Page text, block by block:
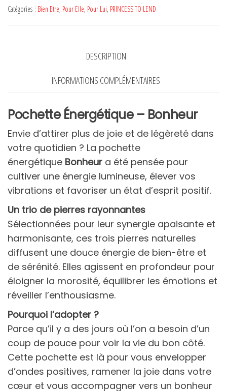
énergétique
Catégories : Bien Etre, Pour Elle, Pour Lui, PRINCESS TO LEND
DESCRIPTION
INFORMATIONS COMPLÉMENTAIRES
Pochette Énergétique – Bonheur
Envie d’attirer plus de joie et de légèreté dans
votre quotidien ? La pochette
énergétique Bonheur a été pensée pour
cultiver une énergie lumineuse, élever vos
vibrations et favoriser un état d’esprit positif.
Un trio de pierres rayonnantes
Sélectionnées pour leur synergie apaisante et
harmonisante, ces trois pierres naturelles
diffusent une douce énergie de bien-être et
de sérénité. Elles agissent en profondeur pour
éloigner la morosité, équilibrer les émotions et
réveiller l’enthousiasme.
Pourquoi l’adopter ?
Parce qu’il y a des jours où l’on a besoin d’un
coup de pouce pour voir la vie du bon côté.
Cette pochette est là pour vous envelopper
d’ondes positives, ramener la joie dans votre
cœur et vous accompagner vers un bonheur